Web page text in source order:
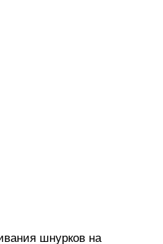
шнурков на